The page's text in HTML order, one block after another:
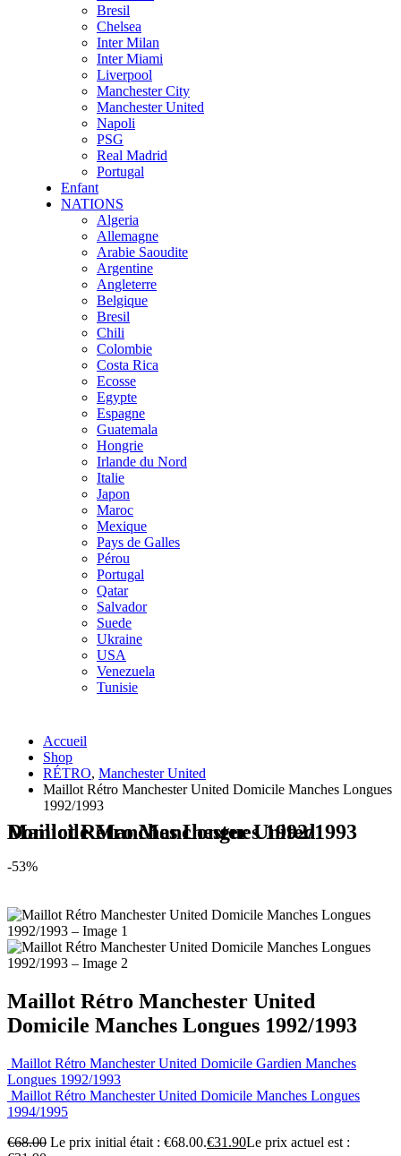
Bresil
Chelsea
Inter Milan
Inter Miami
Liverpool
Manchester City
Manchester United
Napoli
PSG
Real Madrid
Portugal
Enfant
NATIONS
Algeria
Allemagne
Arabie Saoudite
Argentine
Angleterre
Belgique
Bresil
Chili
Colombie
Costa Rica
Ecosse
Egypte
Espagne
Guatemala
Hongrie
Irlande du Nord
Italie
Japon
Maroc
Mexique
Pays de Galles
Pérou
Portugal
Qatar
Salvador
Suede
Ukraine
USA
Venezuela
Tunisie
Accueil
Shop
RÉTRO, Manchester United
Maillot Rétro Manchester United Domicile Manches Longues
1992/1993
Maillot Rétro Manchester United Domicile Manches Longues 1992/1993
-53%
Maillot Rétro Manchester United
Domicile Manches Longues 1992/1993
Maillot Rétro Manchester United Domicile Gardien Manches
Longues 1992/1993
Maillot Rétro Manchester United Domicile Manches Longues
1994/1995
€68.00 Le prix initial était : €68.00.€31.90Le prix actuel est :